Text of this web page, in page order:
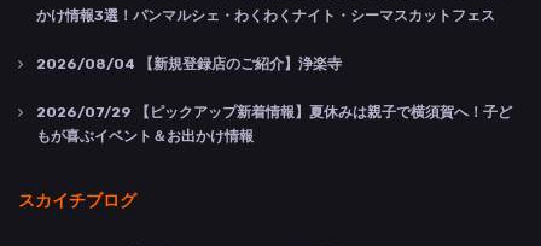
かけ情報3選！パンマルシェ・わくわくナイト・シーマスカットフェス
2026/08/04 【新規登録店のご紹介】浄楽寺
2026/07/29 【ピックアップ新着情報】夏休みは親子で横須賀へ！子ど
もが喜ぶイベント＆お出かけ情報
スカイチブログ